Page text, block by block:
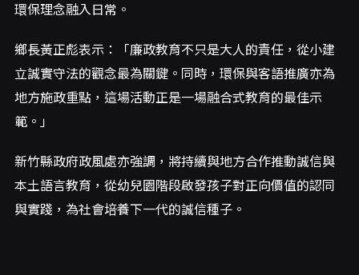
環保理念融入日常。
鄉長黃正彪表示：「廉政教育不只是大人的責任，從小建
立誠實守法的觀念最為關鍵。同時，環保與客語推廣亦為
地方施政重點，這場活動正是一場融合式教育的最佳示
範。」
新竹縣政府政風處亦強調，將持續與地方合作推動誠信與
本土語言教育，從幼兒園階段啟發孩子對正向價值的認同
與實踐，為社會培養下一代的誠信種子。